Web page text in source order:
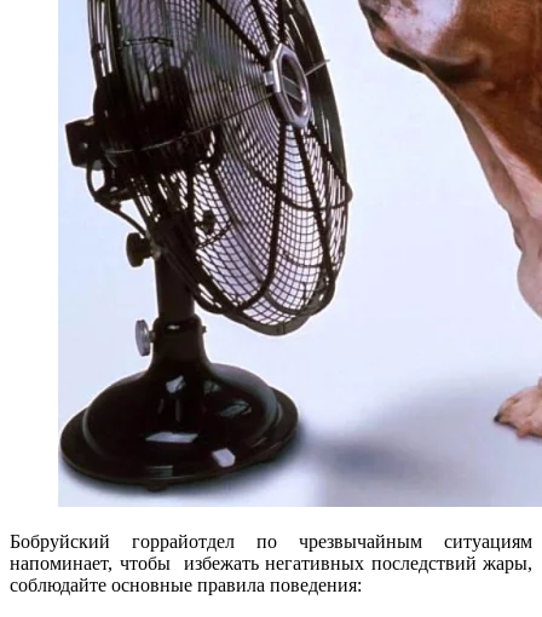
Бобруйский горрайотдел по чрезвычайным ситуациям
напоминает, чтобы избежать негативных последствий жары,
соблюдайте основные правила поведения: